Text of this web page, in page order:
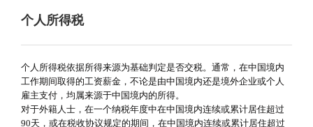
个人所得税
个人所得税依据所得来源为基础判定是否交税。通常，在中国境内
工作期间取得的工资薪金，不论是由中国境内还是境外企业或个人
雇主支付，均属来源于中国境内的所得。
对于外籍人士，在一个纳税年度中在中国境内连续或累计居住超过
90天，或在税收协议规定的期间，在中国境内连续或累计居住超过